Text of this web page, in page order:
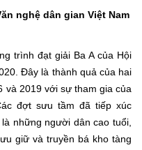
nghệ dân gian Việt Nam
trình đạt giải Ba A của Hội
Đây là thành quả của hai
và 2019 với sự tham gia của
đợt sưu tầm đã tiếp xúc
những người dân cao tuổi,
giữ và truyền bá kho tàng